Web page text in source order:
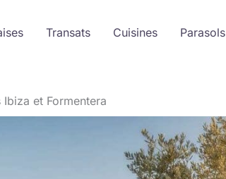
Transats Cuisines Parasols
et Formentera